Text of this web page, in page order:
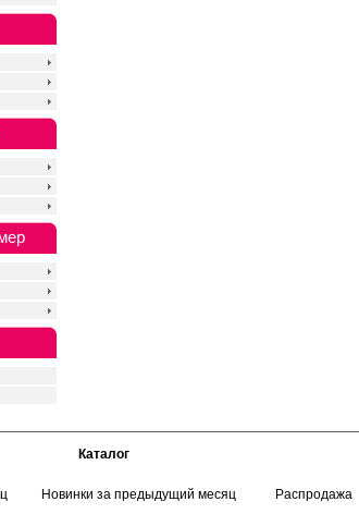
характеристиками,
требовательностью в уходе. Отлично
первоначальную форму, почти
мнется, поэтому не всегда нужно
95%
5%
Каталог
Новинки за предыдущий месяц Распродажа